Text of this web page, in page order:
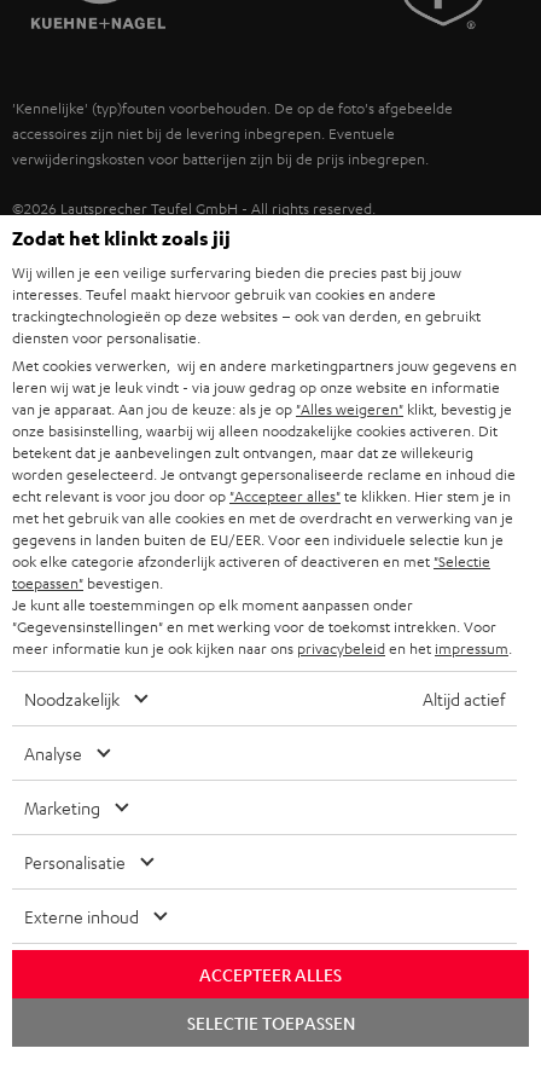
ULTIMA
FANSHOP
NIEUWKOMERS
TEUFEL STORY
DUURZAAMHEID
KADOBON
TOEGANKELIJK
POLEN
ITALIË
USA
ANDERE LANDEN
'Kennelijke' (typ)fouten voorbehouden. De op de foto's afgebeelde
accessoires zijn niet bij de levering inbegrepen. Eventuele
verwijderingskosten voor batterijen zijn bij de prijs inbegrepen.
©2026 Lautsprecher Teufel GmbH - All rights reserved.
Instellingen privacybeleid
EU Data Act hier de overeenkomst herroepen
Zodat het klinkt zoals jij
Wij willen je een veilige surfervaring bieden die precies past bij jouw
interesses. Teufel maakt hiervoor gebruik van cookies en andere
trackingtechnologieën op deze websites – ook van derden, en gebruikt
diensten voor personalisatie.
Met cookies verwerken, wij en andere marketingpartners jouw gegevens en
leren wij wat je leuk vindt - via jouw gedrag op onze website en informatie
van je apparaat. Aan jou de keuze: als je op "Alles weigeren" klikt, bevestig je
onze basisinstelling, waarbij wij alleen noodzakelijke cookies activeren. Dit
betekent dat je aanbevelingen zult ontvangen, maar dat ze willekeurig
worden geselecteerd. Je ontvangt gepersonaliseerde reclame en inhoud die
echt relevant is voor jou door op "Accepteer alles"te klikken. Hier stem je in
met het gebruik van alle cookies en met de overdracht en verwerking van je
gegevens in landen buiten de EU/EER. Voor een individuele selectie kun je
ook elke categorie afzonderlijk activeren of deactiveren en met "Selectie
toepassen" bevestigen.
Je kunt alle toestemmingen op elk moment aanpassen onder
"Gegevensinstellingen" en met werking voor de toekomst intrekken. Voor
meer informatie kun je ook kijken naar ons privacybeleiden het impressum
Noodzakelijk Altijd actief
Analyse
Marketing
Personalisatie
Externe inhoud
ACCEPTEER ALLES
SELECTIE TOEPASSEN